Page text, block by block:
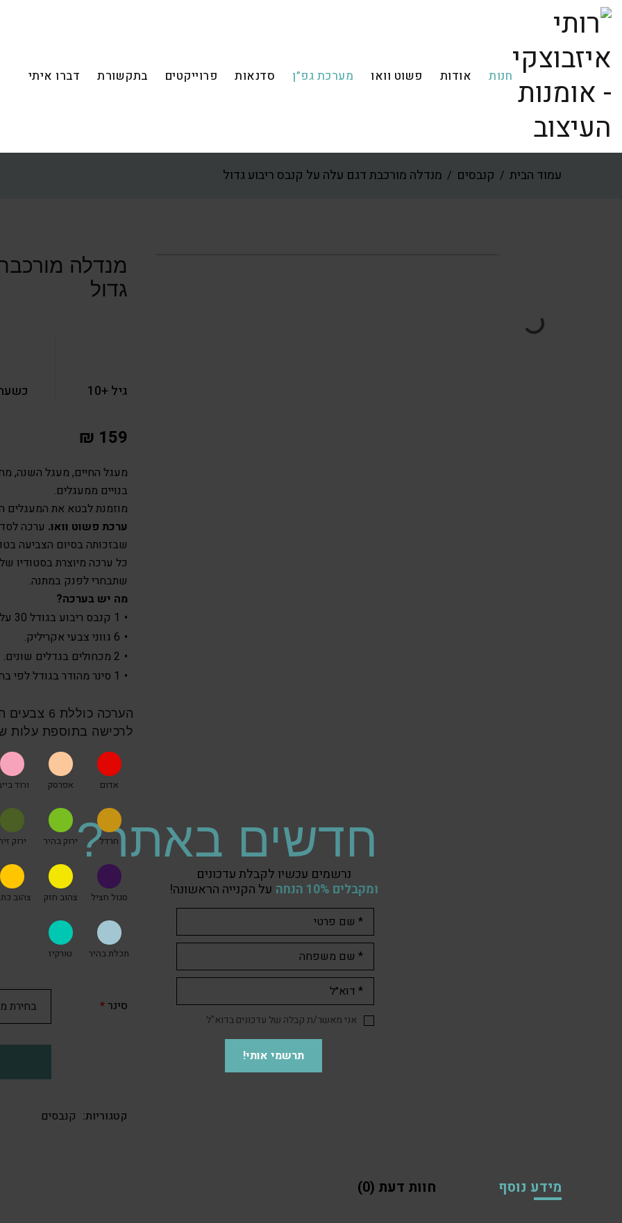
חנות אודות פשוט וואו מערכת גפ”ן סדנאות פרוייקטים בתקשורת דברו איתי
עמוד הבית / קנבסים / מנדלה מורכבת דגם עלה על קנבס ריבוע גדול
מנדלה
גדול
גיל +10
₪ 159
מעגל החיים, מעגל השנה,
בנויים ממעגלים.
מוזמנת לבטא את המעגלים
ערכת פשוט וואו. ערכה
שבזכותה בסיום הצביעה
כל ערכה מיוצרת בסטודיו
שתבחרי לפנק במתנה.
מה יש בערכה?
1 קנבס ריבוע בגודל 30 על 30 ס”מ עם מנדלה מורכבת.
6 גווני צבעי אקריליק.
2 מכחולים בגדלים שונים.
1 סינר מהודר בגודל לפי בחירה.
הערכה
לרכישה בתוספת עלות של 5 ₪ לכל
אדום אפרסק ורוד
חרדל ירוק בהיר ירוק
סגול חציל צהוב חזק צהוב
תכלת בהיר טורקיז
סינר*
קטגוריות: קנבסים
מידע נוסף חוות דעת (0)
חדשים באתר?
נרשמים עכשיו לקבלת עדכונים
ומקבלים 10% הנחה
על הקנייה הראשונה!
אני מאשר/ת קבלה של עדכונים בדוא"ל
תרשמי אותי!